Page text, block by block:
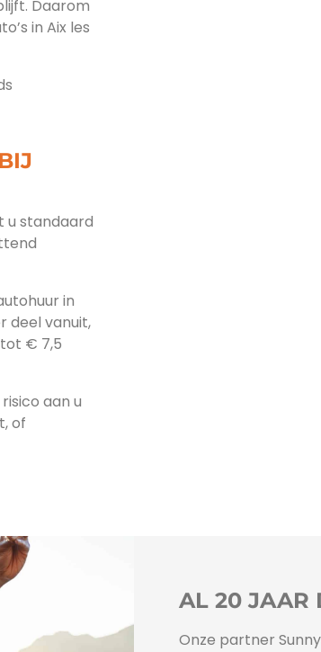
Daarom
in Aix les
u standaard
in
deel vanuit,
€ 7,5
aan u
of
AL 20 JAAR
Onze partner